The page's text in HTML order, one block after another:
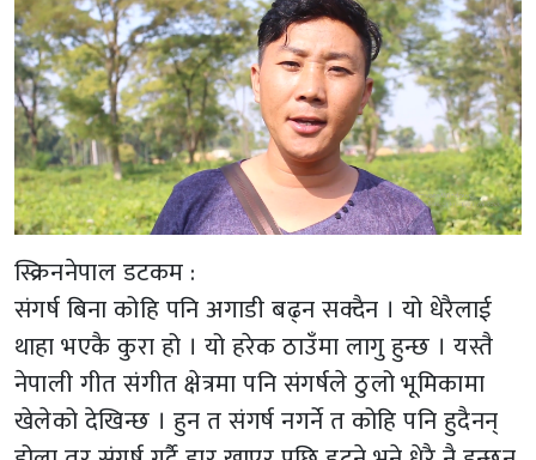
स्क्रिननेपाल डटकम :
संगर्ष बिना कोहि पनि अगाडी बढ्न सक्दैन । यो धेरैलाई
थाहा भएकै कुरा हो । यो हरेक ठाउँमा लागु हुन्छ । यस्तै
नेपाली गीत संगीत क्षेत्रमा पनि संगर्षले ठुलो भूमिकामा
खेलेको देखिन्छ । हुन त संगर्ष नगर्ने त कोहि पनि हुदैनन्